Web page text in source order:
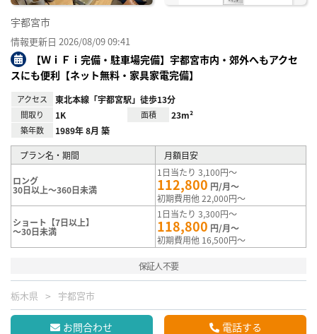
宇都宮市
情報更新日 2026/08/09 09:41
【ＷｉＦｉ完備・駐車場完備】宇都宮市内・郊外へもアクセ
スにも便利【ネット無料・家具家電完備】
アクセス 東北本線「宇都宮駅」徒歩13分
間取り 1K 面積 23m²
築年数 1989年 8月 築
プラン名・期間 月額目安
ロング
30日以上～360日未満
1日当たり 3,100円～
112,800 円/月～
初期費用他 22,000円～
ショート【7日以上】
～30日未満
1日当たり 3,300円～
118,800 円/月～
初期費用他 16,500円～
保証人不要
栃木県 宇都宮市
お問合わせ 電話する